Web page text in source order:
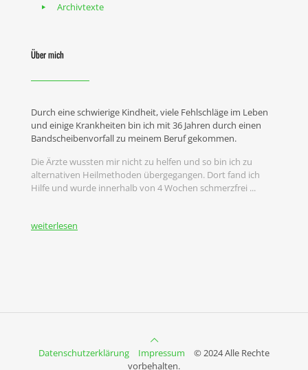
Archivtexte
Über mich
Durch eine schwierige Kindheit, viele Fehlschläge im Leben
und einige Krankheiten bin ich mit 36 Jahren durch einen
Bandscheibenvorfall zu meinem Beruf gekommen.
Die Ärzte wussten mir nicht zu helfen und so bin ich zu
alternativen Heilmethoden übergegangen. Dort fand ich
Hilfe und wurde innerhalb von 4 Wochen schmerzfrei ...
weiterlesen
Datenschutzerklärung Impressum © 2024 Alle Rechte
vorbehalten.